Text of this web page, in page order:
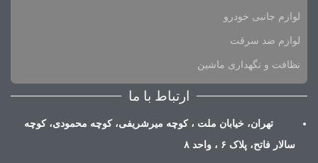
لوازم جانبی خودرو
لوازم ضد سرقت
نظافت و نگهداری ماشین
ارتباط با ما
تهران، خیابان ملت ، کوچه میرشریفی، کوچه محمودی، کوچه
سالار فاتح، پلاک ۶ ، واحد ۸